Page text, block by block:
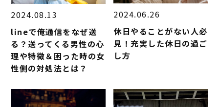
2024.08.13
lineで俺通信をなぜ送
る？送ってくる男性の心
理や特徴＆困った時の女
性側の対処法とは？
2024.06.26
休日やることがない人必
見！充実した休日の過ご
し方